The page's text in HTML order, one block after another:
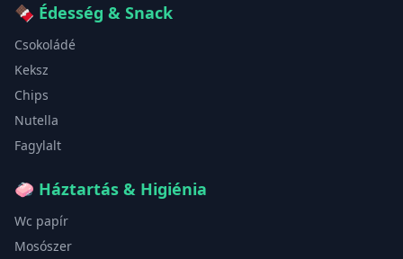
🍫 Édesség & Snack
Csokoládé
Keksz
Chips
Nutella
Fagylalt
🧼 Háztartás & Higiénia
Wc papír
Mosószer